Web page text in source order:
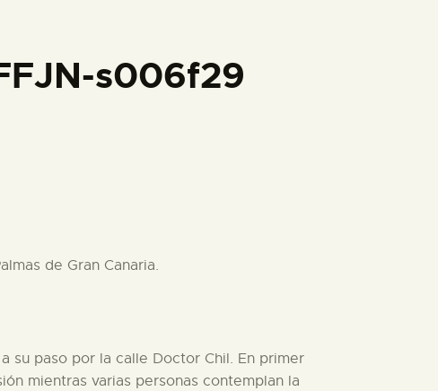
s006f29
de Gran Canaria.
su paso por la calle Doctor Chil. En primer
mientras varias personas contemplan la